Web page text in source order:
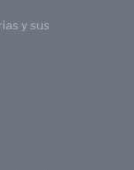
y sus